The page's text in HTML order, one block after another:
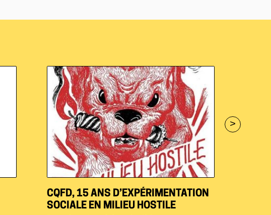
>
CQFD, 15 ANS D’EXPÉRIMENTATION
SOCIALE EN MILIEU HOSTILE